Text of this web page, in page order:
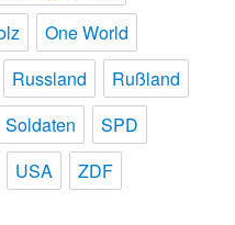
One World
Russland
Rußland
Soldaten
SPD
USA ZDF